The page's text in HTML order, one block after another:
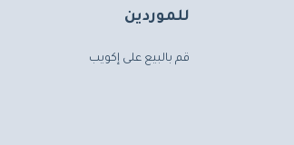
للموردين
قم بالبيع على إكويب